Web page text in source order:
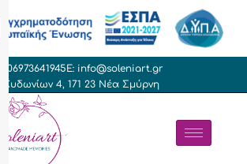
E: info@soleniart.gr
Κυδωνίων 4, 171 23 Νέα Σμύρνη